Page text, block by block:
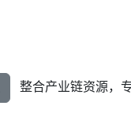
整合产业链资源，